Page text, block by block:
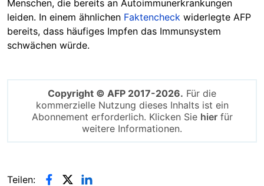
Menschen, die bereits an Autoimmunerkrankungen
leiden. In einem ähnlichen Faktencheck widerlegte AFP
bereits, dass häufiges Impfen das Immunsystem
schwächen würde.
Copyright © AFP 2017-2026. Für die
kommerzielle Nutzung dieses Inhalts ist ein
Abonnement erforderlich. Klicken Sie hierfür
weitere Informationen.
Teilen: